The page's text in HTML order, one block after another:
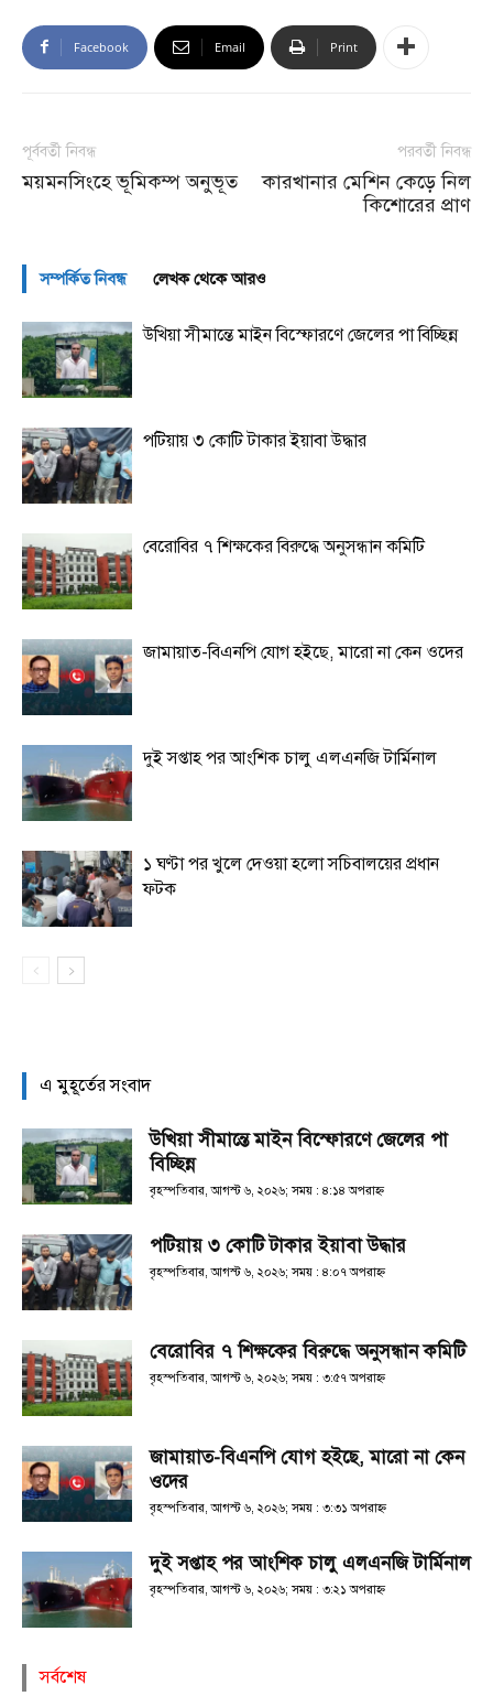
Facebook Email Print
পূর্ববর্তী নিবন্ধ
ময়মনসিংহে ভূমিকম্প অনুভূত
পরবর্তী নিবন্ধ
কারখানার মেশিন কেড়ে নিল
কিশোরের প্রাণ
সম্পর্কিত নিবন্ধ লেখক থেকে আরও
উখিয়া সীমান্তে মাইন বিস্ফোরণে জেলের পা বিচ্ছিন্ন
পটিয়ায় ৩ কোটি টাকার ইয়াবা উদ্ধার
বেরোবির ৭ শিক্ষকের বিরুদ্ধে অনুসন্ধান কমিটি
জামায়াত-বিএনপি যোগ হইছে, মারো না কেন ওদের
দুই সপ্তাহ পর আংশিক চালু এলএনজি টার্মিনাল
১ ঘণ্টা পর খুলে দেওয়া হলো সচিবালয়ের প্রধান
ফটক
এ মুহূর্তের সংবাদ
উখিয়া সীমান্তে মাইন বিস্ফোরণে জেলের পা
বিচ্ছিন্ন
বৃহস্পতিবার, আগস্ট ৬, ২০২৬; সময় : ৪:১৪ অপরাহ্ণ
পটিয়ায় ৩ কোটি টাকার ইয়াবা উদ্ধার
বৃহস্পতিবার, আগস্ট ৬, ২০২৬; সময় : ৪:০৭ অপরাহ্ণ
বেরোবির ৭ শিক্ষকের বিরুদ্ধে অনুসন্ধান কমিটি
বৃহস্পতিবার, আগস্ট ৬, ২০২৬; সময় : ৩:৫৭ অপরাহ্ণ
জামায়াত-বিএনপি যোগ হইছে, মারো না কেন
ওদের
বৃহস্পতিবার, আগস্ট ৬, ২০২৬; সময় : ৩:৩১ অপরাহ্ণ
দুই সপ্তাহ পর আংশিক চালু এলএনজি টার্মিনাল
বৃহস্পতিবার, আগস্ট ৬, ২০২৬; সময় : ৩:২১ অপরাহ্ণ
সর্বশেষ